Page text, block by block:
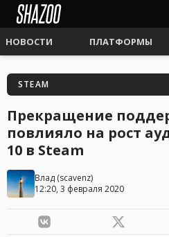
НОВОСТИ ПЛАТФОРМЫ
STEAM
Прекращение
повлияло на рост
10 в Steam
Влад (scavenz)
12:20, 3 февраля 2020